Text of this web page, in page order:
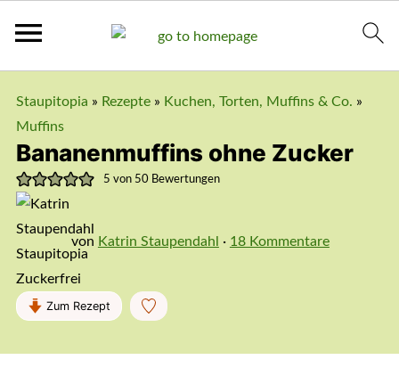
Staupitopia » Rezepte» Kuchen, Torten, Muffins & Co. »
Muffins
Bananenmuffins ohne Zucker
5 von 50Bewertungen
von Katrin Staupendahl · 18 Kommentare
Zum Rezept